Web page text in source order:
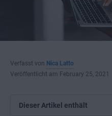
Verfasst von Nica Latto
Veröffentlicht am February 25, 2021
Dieser Artikel enthält